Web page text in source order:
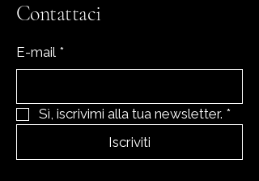
Contattaci
E-mail *
Sì, iscrivimi alla tua newsletter. *
Iscriviti